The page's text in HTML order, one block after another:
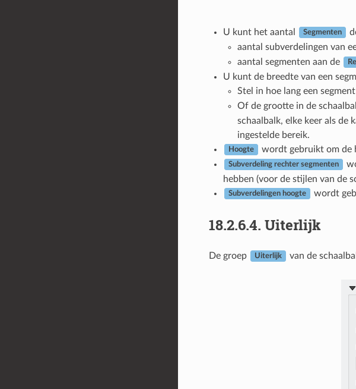
U kunt het aantal Segmenten
aantal subverdelingen van
aantal segmenten aan de
U kunt de breedte van een
Stel in hoe lang een
Of de grootte in de
schaalbalk, elke keer als
ingestelde bereik.
Hoogte wordt gebruikt om de
Subverdeling rechter segmenten
hebben (voor de stijlen van de
Subverdelingen hoogte wordt
18.2.6.4. Uiterlijk
De groep Uiterlijk van de